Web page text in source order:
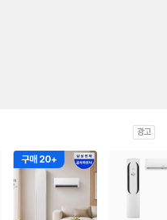
광고
구매 20+